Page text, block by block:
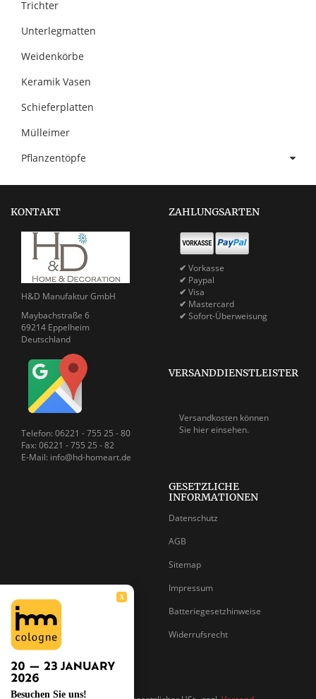
X
Besuchen Sie uns!
Trichter
Unterlegmatten
Weidenkörbe
Keramik Vasen
Schieferplatten
Mülleimer
Pflanzentöpfe
KONTAKT
H&D Manufaktur GmbH
Maybachstraße 6
69214 Eppelheim
Deutschland
Telefon: 06221 - 755 25 - 80
Fax: 06221 - 755 25 - 82
E-Mail: info@hd-homeart.de
ZAHLUNGSARTEN
✔ Vorkasse
✔ Paypal
✔ Visa
✔ Mastercard
✔ Sofort-Überweisung
VERSANDDIENSTLEISTER
Versandkosten können
Sie hier einsehen.
GESETZLICHE
INFORMATIONEN
Datenschutz
AGB
Sitemap
Impressum
Batteriegesetzhinweise
Widerrufsrecht